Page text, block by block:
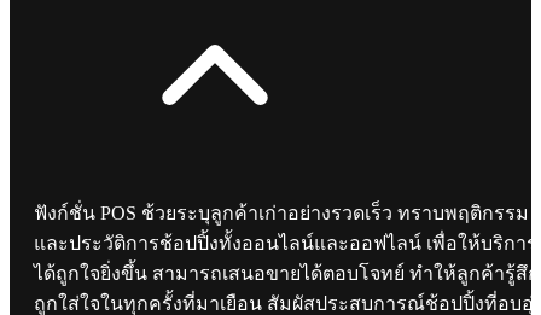
ฟังก์ชั่น POS ช้วยระบุลูกค้าเก่าอย่างรวดเร็ว ทราบพฤติกรรม
และประวัติการช้อปปิ้งทั้งออนไลน์และออฟไลน์ เพื่อให้บริการ
ได้ถูกใจยิ่งขึ้น สามารถเสนอขายได้ตอบโจทย์ ทำให้ลูกค้ารู้สึก
ถูกใส่ใจในทุกครั้งที่มาเยือน สัมผัสประสบการณ์ช้อปปิ้งที่อบอุ่